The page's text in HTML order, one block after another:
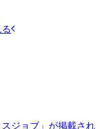
ジョブ」が掲載され